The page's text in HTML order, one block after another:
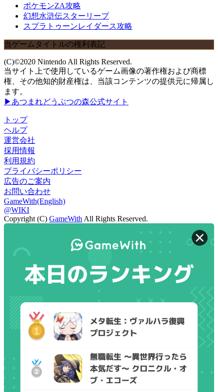
ポケモンZA攻略
幻想水滸伝スターリープ
スプラトゥーンレイダース攻略
当ゲームタイトルの権利表記
(C)©2020 Nintendo All Rights Reserved.
当サイト上で使用しているゲーム画像の著作権および商標
権、その他知的財産権は、当該コンテンツの提供元に帰属し
ます。
▶あつまれどうぶつの森公式サイト
トップ
ヘルプ
運営会社
採用情報
利用規約
プライバシーポリシー
広告のご案内
お問い合わせ
GameWith(English)
@WIKI
Copyright (C) GameWith All Rights Reserved.